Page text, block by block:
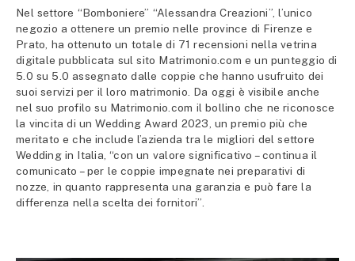
Nel settore “Bomboniere” “Alessandra Creazioni”, l’unico
negozio a ottenere un premio nelle province di Firenze e
Prato, ha ottenuto un totale di 71 recensioni nella vetrina
digitale pubblicata sul sito Matrimonio.com e un punteggio di
5.0 su 5.0 assegnato dalle coppie che hanno usufruito dei
suoi servizi per il loro matrimonio. Da oggi è visibile anche
nel suo profilo su Matrimonio.com il bollino che ne riconosce
la vincita di un Wedding Award 2023, un premio più che
meritato e che include l’azienda tra le migliori del settore
Wedding in Italia, “con un valore significativo – continua il
comunicato – per le coppie impegnate nei preparativi di
nozze, in quanto rappresenta una garanzia e può fare la
differenza nella scelta dei fornitori”.